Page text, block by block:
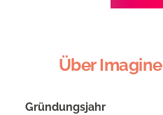
Über
Gründungsjahr